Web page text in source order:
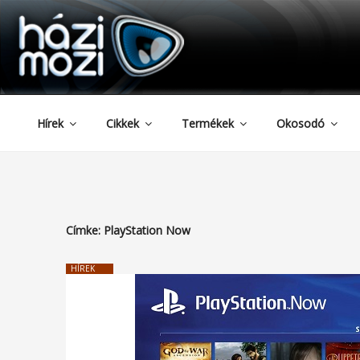
Tartalomhoz
HAZIMOZI
Hírek Cikkek Termékek Okosodó
Címke: PlayStation Now
HÍREK